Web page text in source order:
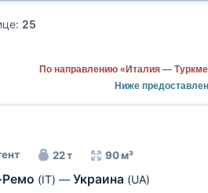
25
По направлению «Италия —
Ниже
22 т 90 м³
(IT) — Украина (UA)